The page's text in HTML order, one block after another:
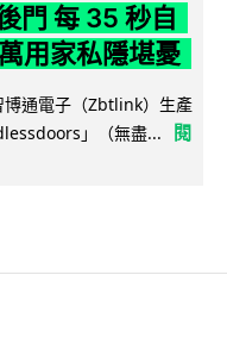
門 每 35 秒自
用家私隱堪憂
通電子（Zbtlink）生產
」（無盡...
閱